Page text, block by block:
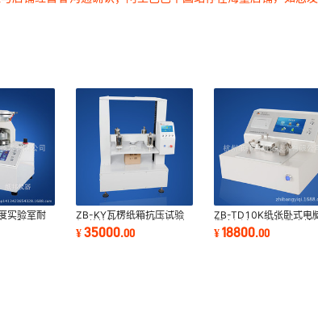
实验室耐
耐破度仪
ZB-KY瓦楞纸箱抗压试验
机 整箱抗压强度试验机 抗
压强度测定仪
¥35000.00
ZB-TD10K纸张卧式电
挺度测定仪 纸板挺度检
仪试验仪测量仪
¥18800.00